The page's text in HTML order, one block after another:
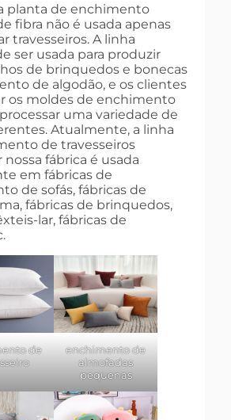
planta de enchimento
fibra não é usada apenas
travesseiros. A linha
ser usada para produzir
de brinquedos e bonecas
de algodão, e os clientes
os moldes de enchimento
uma variedade de
Atualmente, a linha
de travesseiros
fábrica é usada
em fábricas de
de sofás, fábricas de
fábricas de brinquedos,
lar, fábricas de
de
enchimento de
almofadas
pequenas